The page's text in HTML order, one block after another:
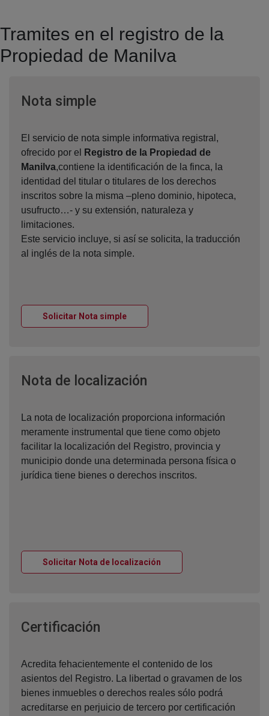
Tramites en el registro de la
Propiedad de Manilva
Nota simpleVentana nueva
El servicio de nota simple informativa registral,
ofrecido por el
Registro de la Propiedad de
Manilva,contiene la identificación de la finca, la
identidad del titular o titulares de los derechos
inscritos sobre la misma –pleno dominio, hipoteca,
usufructo…- y su extensión, naturaleza y
limitaciones.
Este servicio incluye, si así se solicita, la traducción
al inglés de la nota simple.
Solicitar Nota simpleVentana nueva
Nota de localización
La nota de localización proporciona información
meramente instrumental que tiene como objeto
facilitar la localización del Registro, provincia y
municipio donde una determinada persona física o
jurídica tiene bienes o derechos inscritos.
Solicitar Nota de localización
Certificación
Acredita fehacientemente el contenido de los
asientos del Registro. La libertad o gravamen de los
bienes inmuebles o derechos reales sólo podrá
acreditarse en perjuicio de tercero por certificación